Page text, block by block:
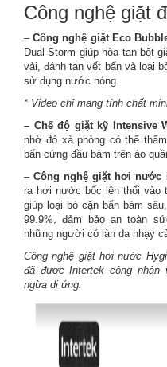
Công nghệ giặt
–Công nghệ giặt Eco
Dual Storm giúp hòa tan bột
vải, đánh tan vết bẩn và loại
sử dụng nước nóng.
* Video chỉ mang tính chất
– Chế độ giặt kỹ Intensive
nhờ đó xà phòng có thể
bẩn cứng đầu bám trên áo
–Công nghệ giặt hơi nước
ra hơi nước bốc lên thổi vào
giúp loại bỏ cặn bẩn bám
99.9%, đảm bảo an toàn
những người có làn da nhạy
Công nghệ giặt hơi nước
đã được Intertek công nhận
ngừa dị ứng.